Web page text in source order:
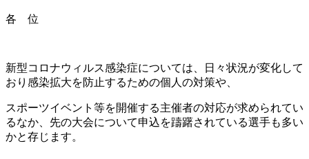
各 位
新型コロナウィルス感染症については、日々状況が変化して
おり感染拡大を防止するための個人の対策や、
スポーツイベント等を開催する主催者の対応が求められてい
るなか、先の大会について申込を躊躇されている選手も多い
かと存じます。